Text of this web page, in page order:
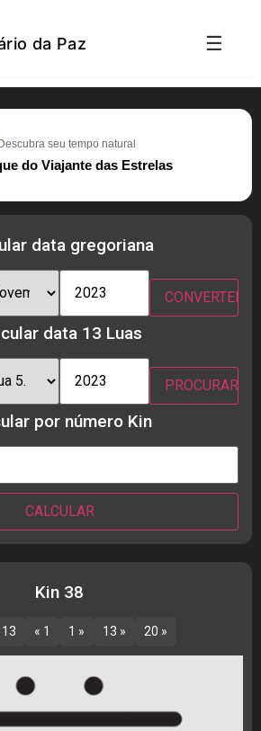
da Paz ☰
seu tempo natural
do Viajante das Estrelas
data gregoriana
data 13 Luas
por número Kin
Kin 38
13 « 1 1 » 13 » 20 »